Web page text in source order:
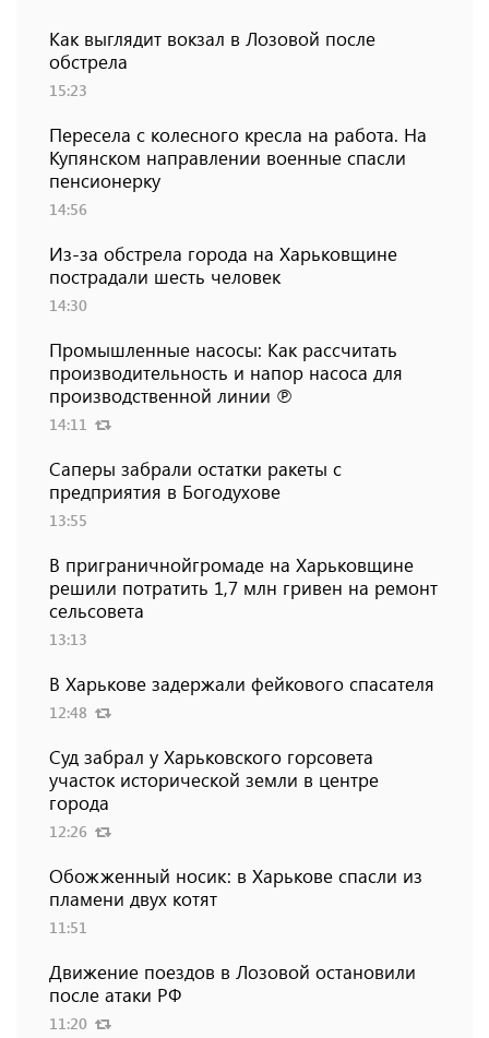
Как выглядит вокзал в Лозовой после
обстрела
15:23
Пересела с колесного кресла на работа. На
Купянском направлении военные спасли
пенсионерку
14:56
Из-за обстрела города на Харьковщине
пострадали шесть человек
14:30
Промышленные насосы: Как рассчитать
производительность и напор насоса для
производственной линии ℗
14:11
Саперы забрали остатки ракеты с
предприятия в Богодухове
13:55
В приграничнойгромаде на Харьковщине
решили потратить 1,7 млн ​​гривен на ремонт
сельсовета
13:13
В Харькове задержали фейкового спасателя
12:48
Суд забрал у Харьковского горсовета
участок исторической земли в центре
города
12:26
Обожженный носик: в Харькове спасли из
пламени двух котят
11:51
Движение поездов в Лозовой остановили
после атаки РФ
11:20